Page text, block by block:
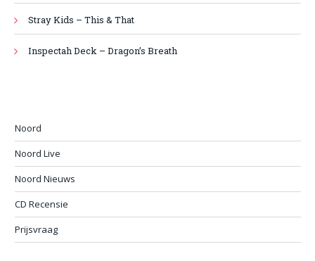
Stray Kids – This & That
Inspectah Deck – Dragon’s Breath
Noord
Noord Live
Noord Nieuws
CD Recensie
Prijsvraag